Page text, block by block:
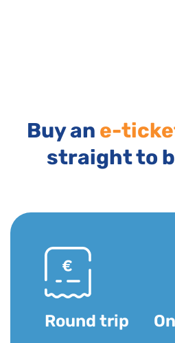
Buy an e-
straight to
Round trip